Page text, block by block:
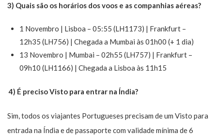
3) Quais são os horários dos voos e as companhias aéreas?
1 Novembro | Lisboa – 05:55 (LH1173) | Frankfurt –
12h35 (LH756) | Chegada a Mumbai às 01h00 (+ 1 dia)
13 Novembro | Mumbai – 02h55 (LH757) | Frankfurt –
09h10 (LH1166) | Chegada a Lisboa às 11h15
4) É preciso Visto para entrar na Índia?
Sim, todos os viajantes Portugueses precisam de um Visto para
entrada na Índia e de passaporte com validade mínima de 6